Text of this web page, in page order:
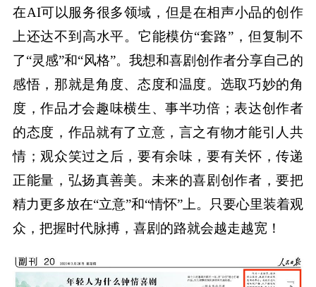
在AI可以服务很多领域，但是在相声小品的创作
上还达不到高水平。它能模仿“套路”，但复制不
了“灵感”和“风格”。我想和喜剧创作者分享自己的
感悟，那就是角度、态度和温度。选取巧妙的角
度，作品才会趣味横生、事半功倍；表达创作者
的态度，作品就有了立意，言之有物才能引人共
情；观众笑过之后，要有余味，要有关怀，传递
正能量，弘扬真善美。未来的喜剧创作者，要把
精力更多放在“立意”和“情怀”上。只要心里装着观
众，把握时代脉搏，喜剧的路就会越走越宽！